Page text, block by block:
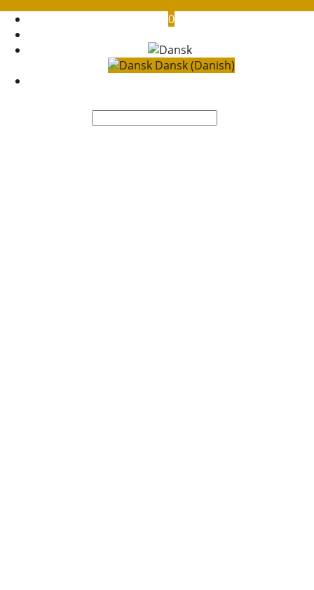
0
Dansk (Danish)